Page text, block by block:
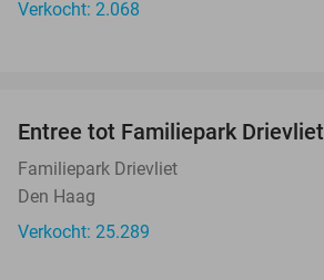
Verkocht: 2.068
Entree tot Familiepark Drievliet
Familiepark Drievliet
Den Haag
Verkocht: 25.289